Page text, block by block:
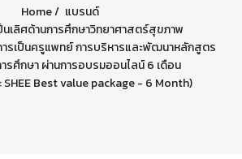
Home
แบรนด์
นเลิศด้านการศึกษาวิทยาศาสตร์สุขภาพ
รเป็นครูแพทย์ การบริหารและพัฒนาหลักสูตร
รศึกษา ผ่านการอบรมออนไลน์ 6 เดือน
Best value package - 6 Month)